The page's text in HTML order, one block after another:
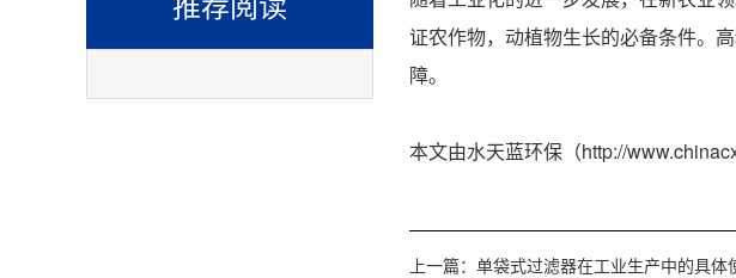
证农作物，动植物生长的必备条件。
障。
本文由水天蓝环保（http://
上一篇： 单袋式过滤器在工业生产中的具体